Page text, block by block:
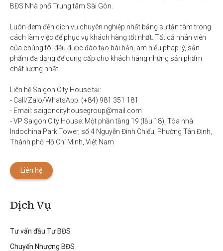
BĐS Nhà phố Trung tâm Sài Gòn.
Luôn đem đến dịch vụ chuyên nghiệp nhất bằng sự tận tâm trong
cách làm việc để phục vụ khách hàng tốt nhất. Tất cả nhân viên
của chúng tôi đều được đào tạo bài bản, am hiểu pháp lý, sản
phẩm đa dạng để cung cấp cho khách hàng những sản phẩm
chất lượng nhất.
Liên hệ Saigon City House tại:
- Call/Zalo/WhatsApp: (+84) 981 351 181
- Email: saigoncityhousegroup@mail.com
- VP Saigon City House: Một phần tầng 19 (lầu 18), Tòa nhà
Indochina Park Tower, số 4 Nguyễn Đình Chiểu, Phường Tân Định,
Thành phố Hồ Chí Minh, Việt Nam
Liên hệ
Dịch Vụ
Tư vấn đầu Tư BĐS
Chuyển Nhượng BĐS